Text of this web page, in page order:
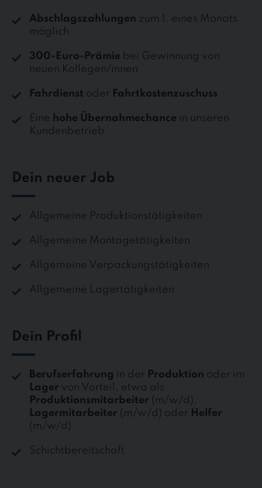
Abschlagszahlungen zum 1. eines Monats
möglich
300-Euro-Prämie bei Gewinnung von
neuen Kollegen/innen
Fahrdienst oder Fahrtkostenzuschuss
Eine hohe Übernahmechance in unseren
Kundenbetrieb
Dein neuer Job
Allgemeine Produktionstätigkeiten
Allgemeine Montagetätigkeiten
Allgemeine Verpackungstätigkeiten
Allgemeine Lagertätigkeiten
Dein Profil
Berufserfahrung in der Produktion oder im
Lager von Vorteil, etwa als
Produktionsmitarbeiter (m/w/d),
Lagermitarbeiter (m/w/d) oder
Helfer
(m/w/d)
Schichtbereitschaft